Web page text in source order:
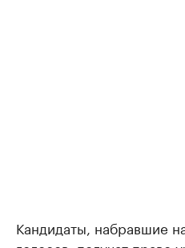
Кандидаты, набравшие